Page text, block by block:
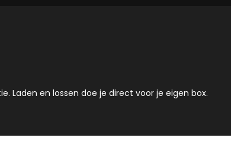
Laden en lossen doe je direct voor je eigen box.